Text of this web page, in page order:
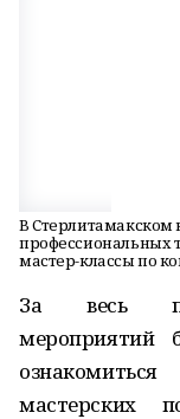
В Стерлитамакском
профессиональных
мастер-классы по
За весь
мероприятий
мастерских